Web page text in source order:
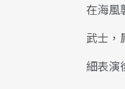
在海風
武士，
細表演